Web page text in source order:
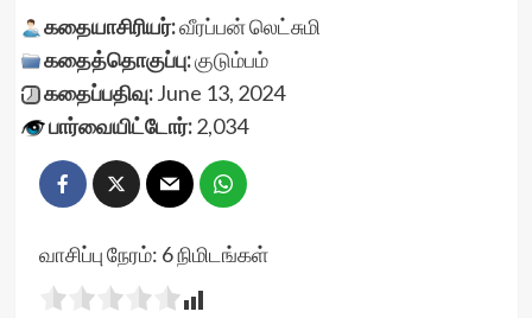
கதையாசிரியர்:வீரப்பன் லெட்சுமி
கதைத்தொகுப்பு:குடும்பம்
கதைப்பதிவு:June 13, 2024
பார்வையிட்டோர்:2,034
வாசிப்பு நேரம்: 6நிமிடங்கள்